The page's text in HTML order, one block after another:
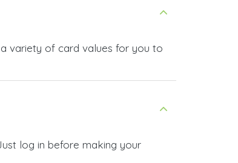
variety of card values for you to
log in before making your